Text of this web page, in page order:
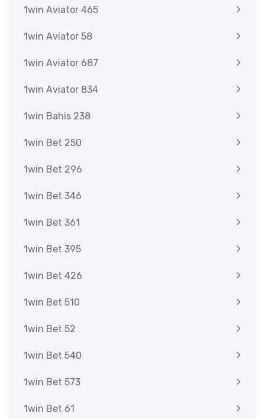
1win Aviator 465
1win Aviator 58
1win Aviator 687
1win Aviator 834
1win Bahis 238
1win Bet 250
1win Bet 296
1win Bet 346
1win Bet 361
1win Bet 395
1win Bet 426
1win Bet 510
1win Bet 52
1win Bet 540
1win Bet 573
1win Bet 61